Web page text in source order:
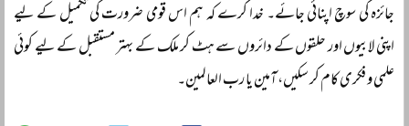
جائزہ کی سوچ اپنائی جائے۔ خدا کرے کہ ہم اس قومی ضرورت کی تکمیل کے لیے
اپنی لابیوں اور حلقوں کے دائروں سے ہٹ کر ملک کے بہتر مستقبل کے لیے کوئی
علمی و فکری کام کر سکیں، آمین یا رب العالمین۔